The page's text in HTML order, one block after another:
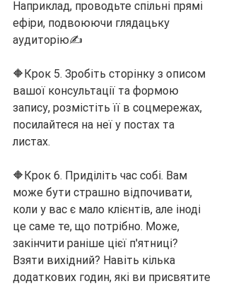
Наприклад, проводьте спільні прямі
ефіри, подвоюючи глядацьку
аудиторію✍️
🔶Крок 5. Зробіть сторінку з описом
вашої консультації та формою
запису, розмістіть її в соцмережах,
посилайтеся на неї у постах та
листах.
🔶Крок 6. Приділіть час собі. Вам
може бути страшно відпочивати,
коли у вас є мало клієнтів, але іноді
це саме те, що потрібно. Може,
закінчити раніше цієї п'ятниці?
Взяти вихідний? Навіть кілька
додаткових годин, які ви присвятите